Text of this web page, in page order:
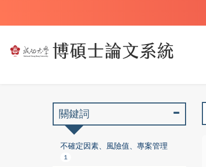
關鍵詞
不確定因素、風險值、專案管理
1